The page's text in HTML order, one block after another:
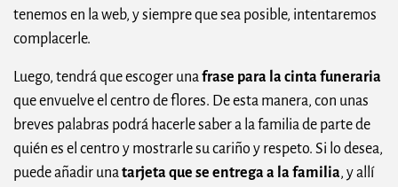
tenemos en la web, y siempre que sea posible, intentaremos
complacerle.
Luego, tendrá que escoger unafrase para la cinta funeraria
que envuelve el centro de flores. De esta manera, con unas
breves palabras podrá hacerle saber a la familia de parte de
quién es el centro y mostrarle su cariño y respeto. Si lo desea,
puede añadir unatarjeta que se entrega a la familia, y allí